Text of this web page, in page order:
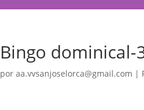
Bingo dominical-
poraa.vvsanjoselorca@gmail.com |